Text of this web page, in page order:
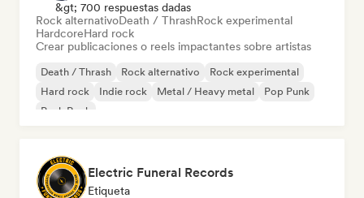
&gt; 700 respuestas dadas
Rock alternativoDeath / ThrashRock experimental
HardcoreHard rock
Crear publicaciones o reels impactantes sobre artistas
Death / Thrash Rock alternativo
Rock experimental
Hard rock
Indie rock Metal / Heavy metal
Pop Punk
Punk Rock
Electric Funeral Records
Etiqueta